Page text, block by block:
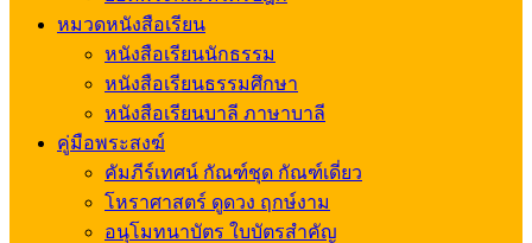
หมวดหนังสือเรียน
หนังสือเรียนนักธรรม
หนังสือเรียนธรรมศึกษา
หนังสือเรียนบาลี ภาษาบาลี
คู่มือพระสงฆ์
คัมภีร์เทศน์ กัณฑ์ชุด กัณฑ์เดี่ยว
โหราศาสตร์ ดูดวง ฤกษ์งาม
อนุโมทนาบัตร ใบบัตรสำคัญ